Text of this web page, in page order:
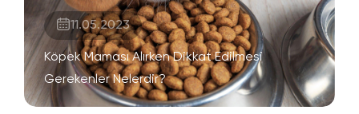
11.05.2023
Köpek Maması Alırken Dikkat Edilmesi
Gerekenler Nelerdir?